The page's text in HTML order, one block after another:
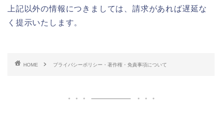
上記以外の情報につきましては、請求があれば遅延な
く提示いたします。
HOME プライバシーポリシー・著作権・免責事項について